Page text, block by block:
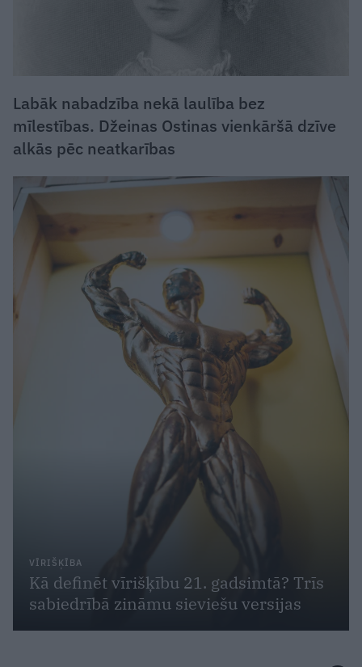
Labāk nabadzība nekā laulība bez
mīlestības. Džeinas Ostinas vienkāršā dzīve
alkās pēc neatkarības
VĪRIŠĶĪBA
Kā definēt vīrišķību 21. gadsimtā? Trīs
sabiedrībā zināmu sieviešu versijas